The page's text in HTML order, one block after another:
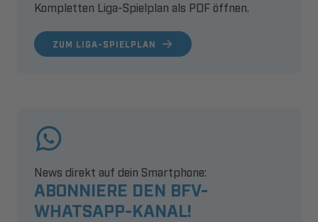
Kompletten Liga-Spielplan als PDF öffnen.
ZUM LIGA-SPIELPLAN
ABONNIERE DEN BFV-
WHATSAPP-KANAL!
News direkt auf dein Smartphone: